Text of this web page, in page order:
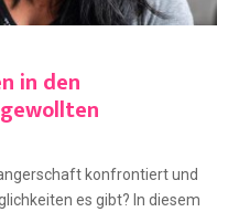
in den
konfrontiert und
es gibt? In diesem